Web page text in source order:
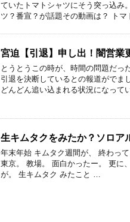
ていたトマトシャツにそう突っ込み
ツ？番宣？が話題その動画は？ ト
宮迫【引退】申し出！闇営業
とうとうこの時が、時間の問題だっ
引退を決断しているとの報道がでま
どんどん追い込まれる状況になって
生キムタクをみたか？ソロア
年末年始 キムタク週間が、 終わっ
東京。 教場。 面白かったー。 更に
が。 生キムタク みたこと …